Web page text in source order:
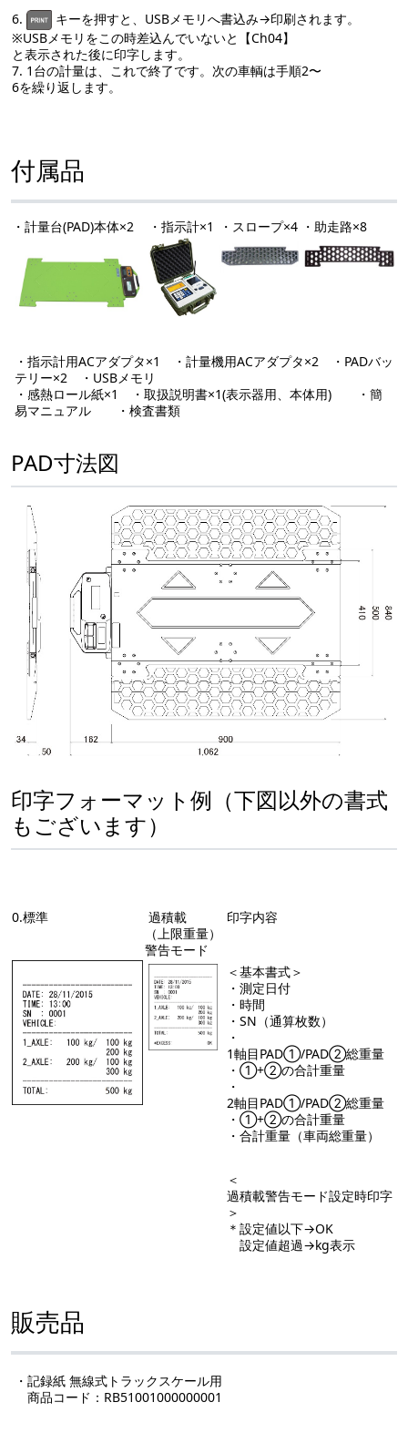
6.
キーを押すと、USBメモリへ書込み→印刷されます。
※USBメモリをこの時差込んでいないと【Ch04】
と表示された後に印字します。
7. 1台の計量は、これで終了です。次の車輌は手順2〜
6を繰り返します。
付属品
・計量台(PAD)本体×2 ・指示計×1 ・スロープ×4 ・助走路×8
・指示計用ACアダプタ×1 ・計量機用ACアダプタ×2 ・PADバッ
テリー×2 ・USBメモリ
・感熱ロール紙×1 ・取扱説明書×1(表示器用、本体用) ・簡
易マニュアル ・検査書類
PAD寸法図
印字フォーマット例（下図以外の書式
もございます）
0.標準
過積載
（上限重量）
警告モード
印字内容
＜基本書式＞
・測定日付
・時間
・SN（通算枚数）
・
1軸目PAD①/PAD②総重量
・①+②の合計重量
・
2軸目PAD①/PAD②総重量
・①+②の合計重量
・合計重量（車両総重量）
＜
過積載警告モード設定時印字
＞
＊設定値以下→OK
設定値超過→kg表示
販売品
・記録紙 無線式トラックスケール用
商品コード：RB51001000000001